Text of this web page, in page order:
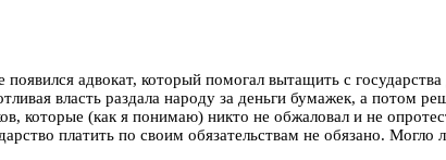
адвокат, который помогал вытащить с
власть раздала народу за деньги бумажек, а потом
которые (как я понимаю) никто не обжаловал и не
платить по своим обязательствам не обязано.